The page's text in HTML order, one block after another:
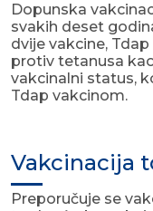
Dopunska
svakih deset
dvije vakcine,
protiv tetanusa
vakcinalni status,
Tdap vakcinom.
Vakcinacija
Preporučuje se